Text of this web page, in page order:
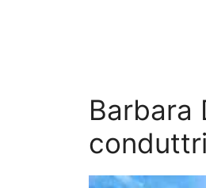
Barbara